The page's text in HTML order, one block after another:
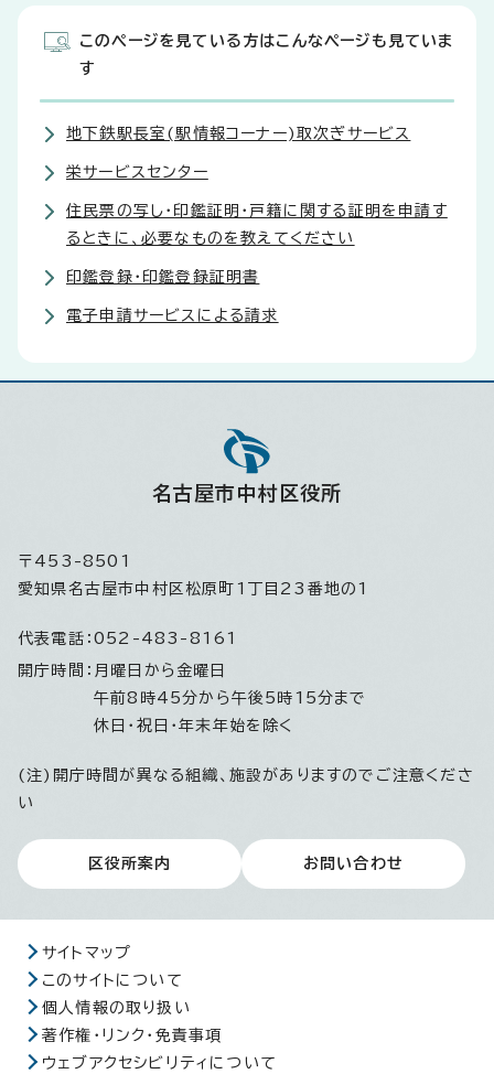
このページを見ている方はこんなページも見ていま
す
地下鉄駅長室(駅情報コーナー)取次ぎサービス
栄サービスセンター
住民票の写し・印鑑証明・戸籍に関する証明を申請す
るときに、必要なものを教えてください
印鑑登録・印鑑登録証明書
電子申請サービスによる請求
名古屋市中村区役所
〒453-8501
愛知県名古屋市中村区松原町1丁目23番地の1
代表電話： 052-483-8161
開庁時間： 月曜日から金曜日
午前8時45分から午後5時15分まで
休日・祝日・年末年始を除く
(注)開庁時間が異なる組織、施設がありますのでご注意くださ
い
区役所案内 お問い合わせ
サイトマップ
このサイトについて
個人情報の取り扱い
著作権・リンク・免責事項
ウェブアクセシビリティについて